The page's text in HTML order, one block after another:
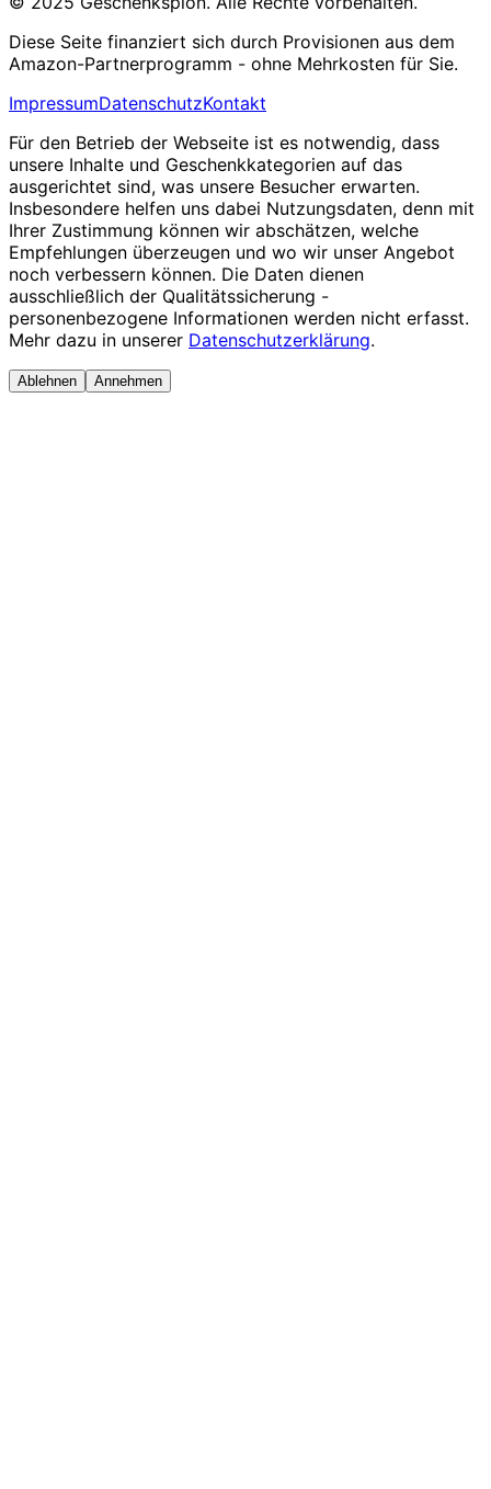
Diese Seite finanziert sich durch Provisionen aus dem
Amazon-Partnerprogramm - ohne Mehrkosten für Sie.
ImpressumDatenschutzKontakt
Für den Betrieb der Webseite ist es notwendig, dass
unsere Inhalte und Geschenkkategorien auf das
ausgerichtet sind, was unsere Besucher erwarten.
Insbesondere helfen uns dabei Nutzungsdaten, denn mit
Ihrer Zustimmung können wir abschätzen, welche
Empfehlungen überzeugen und wo wir unser Angebot
noch verbessern können. Die Daten dienen
ausschließlich der Qualitätssicherung -
personenbezogene Informationen werden nicht erfasst.
Mehr dazu in unserer Datenschutzerklärung.
Ablehnen Annehmen